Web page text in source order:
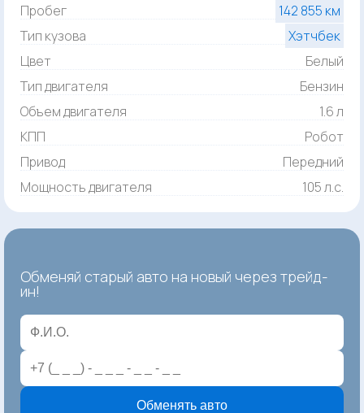
Пробег
142 855 км
Тип кузова
Хэтчбек
Цвет
Белый
Тип двигателя
Бензин
Объем двигателя
1.6 л
КПП
Робот
Привод
Передний
Мощность двигателя
105 л.с.
Обменяй старый авто на новый через трейд-
ин!
Обменять авто